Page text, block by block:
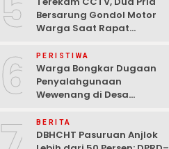
Bersarung Gondol Motor
Warga Saat Rapat
6 PERISTIWA
Warga Bongkar Dugaan
Penyalahgunaan
Wewenang di Desa
Mencuat
BERITA
DBHCHT Pasuruan Anjlok